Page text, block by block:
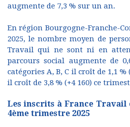
augmente de 7,3 % sur un an.
En région Bourgogne-Franche-
2025, le nombre moyen de
Travail qui ne sont ni en
parcours social augmente de
catégories A, B, C il croît de 1,1 %
il croît de 3,8 % (+4 160) ce
Les inscrits à France Travail
4ème trimestre 2025